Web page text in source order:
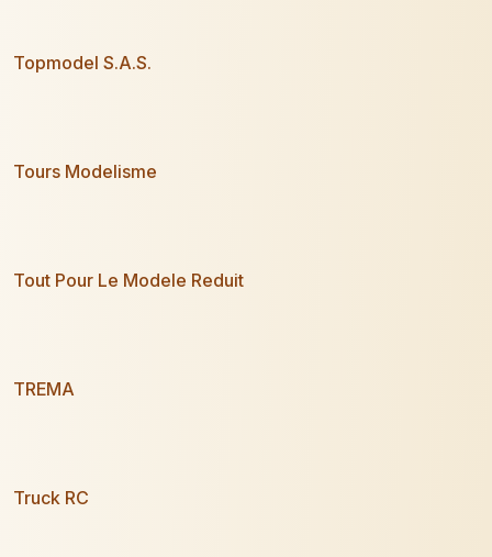
Topmodel S.A.S.
Tours Modelisme
Tout Pour Le Modele Reduit
TREMA
Truck RC